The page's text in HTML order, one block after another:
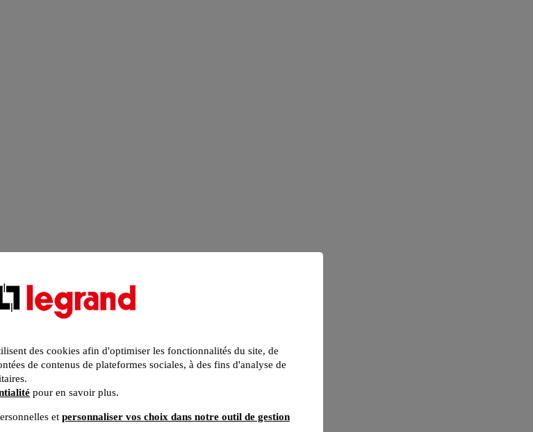
des cookies afin d'optimiser les fonctionnalités du site, de
de contenus de plateformes sociales, à des fins d'analyse de
pour en savoir plus.
et personnaliser vos choix dans notre outil de gestion